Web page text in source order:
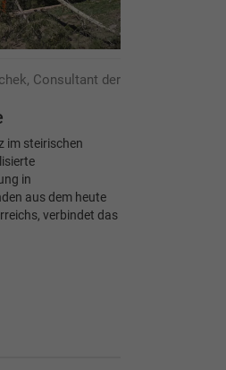
Consultant der
im steirischen
in
aus dem heute
verbindet das